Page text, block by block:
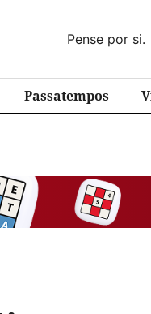
Pense por si.
Passatempos